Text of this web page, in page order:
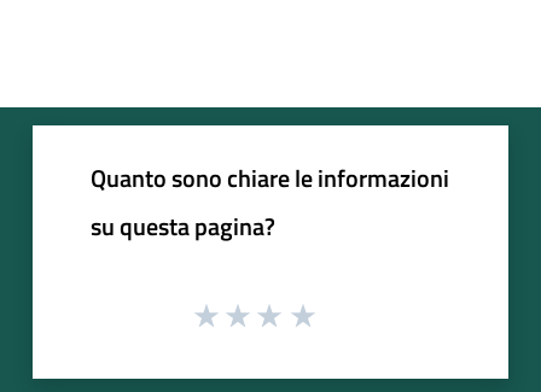
Quanto sono chiare le informazioni
su questa pagina?